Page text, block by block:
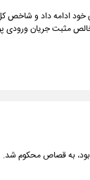
افزایشی خود ادامه داد و
خالص مثبت جریان
بود، به قصاص محکوم شد.